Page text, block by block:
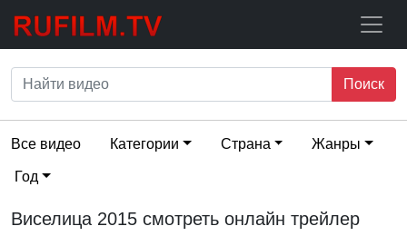
Поиск
Все видео Категории Страна Жанры
Год
Виселица 2015 смотреть онлайн трейлер